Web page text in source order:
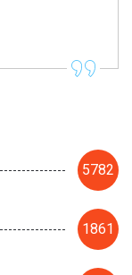
5782
1861